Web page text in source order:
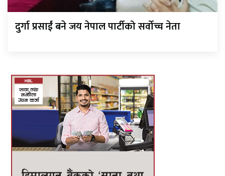
दुर्गा प्रसाईं बने जय नेपाल पार्टीको सर्वोच्च नेता